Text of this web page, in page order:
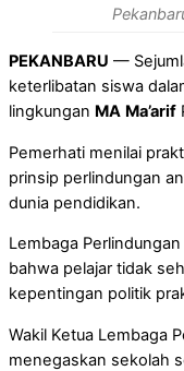
PEKANBARU —
keterlibatan siswa
lingkungan MA Ma’arif
Pemerhati menilai
prinsip perlindungan
dunia pendidikan.
Lembaga
bahwa pelajar tidak
kepentingan politik
Wakil Ketua Lembaga
menegaskan sekolah